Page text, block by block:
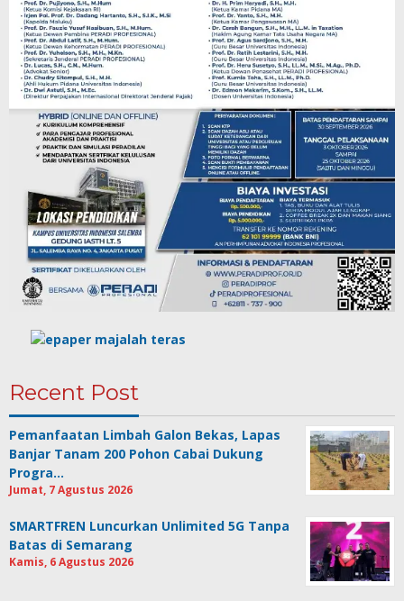
Recent Post
Pemanfaatan Limbah Galon Bekas, Lapas
Banjar Tanam 200 Pohon Cabai Dukung
Progra…
Jumat, 7 Agustus 2026
SMARTFREN Luncurkan Unlimited 5G Tanpa
Batas di Semarang
Kamis, 6 Agustus 2026